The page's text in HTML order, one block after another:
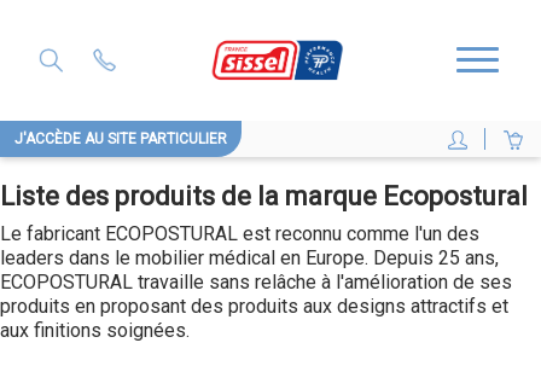
J'ACCÈDE AU SITE PARTICULIER
Liste des produits de la marque Ecopostural
Le fabricant ECOPOSTURAL est reconnu comme l'un des
leaders dans le mobilier médical en Europe. Depuis 25 ans,
ECOPOSTURAL travaille sans relâche à l'amélioration de ses
produits en proposant des produits aux designs attractifs et
aux finitions soignées.